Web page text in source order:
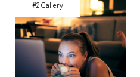
#2 Gallery